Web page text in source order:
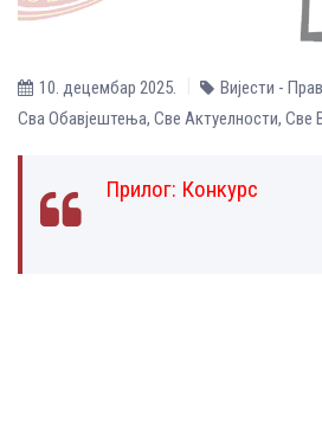
10. децембар 2025. Вијести -
Сва Обавјештења, Све Aктуелности, Све
Прилог: Конкурс